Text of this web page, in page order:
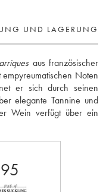
UND LAGERUNG
aus französischer
Noten
er sich durch seinen
elegante Tannine und
Wein verfügt über ein
95